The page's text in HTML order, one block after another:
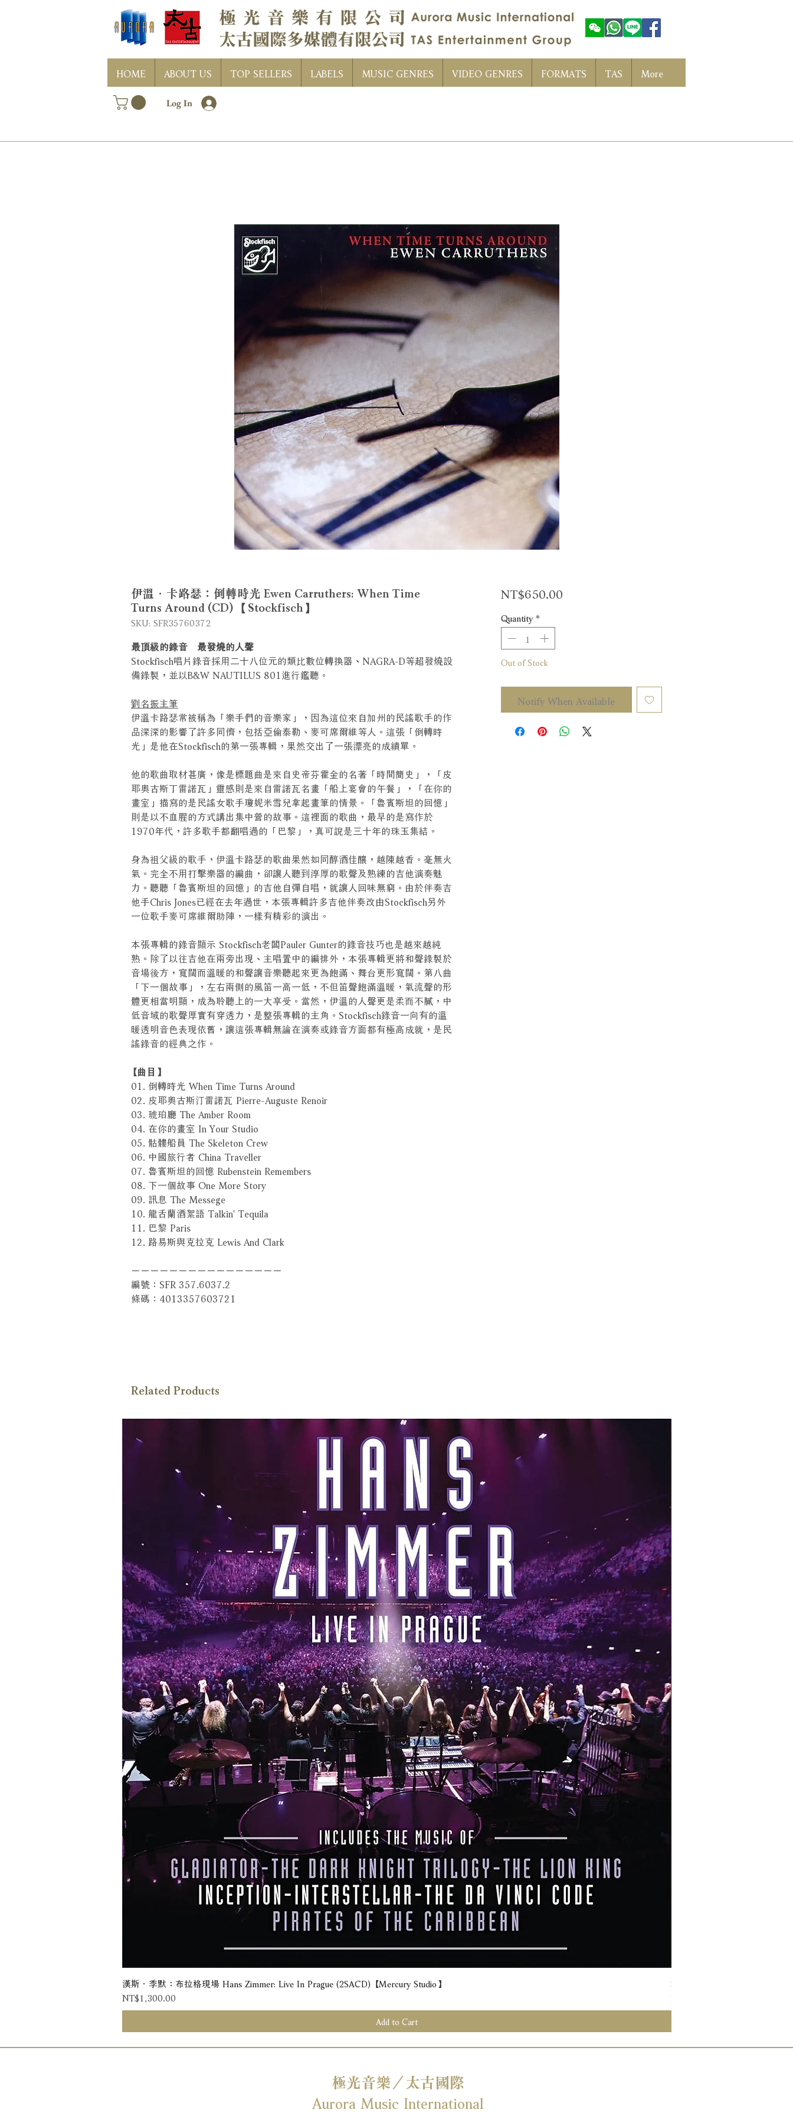
HOME ABOUT US TOP SELLERS LABELS MUSIC GENRES VIDEO GENRES FORMATS TAS More
Log In
伊溫．卡路瑟：倒轉時光 Ewen Carruthers: When Time
Turns Around (CD) 【Stockfisch】
SKU: SFR35760372
最頂級的錄音 最發燒的人聲
Stockfisch唱片錄音採用二十八位元的類比數位轉換器、NAGRA-D等超發燒設
備錄製，並以B&W NAUTILUS 801進行鑑聽。
劉名振主筆
伊溫卡路瑟常被稱為「樂手們的音樂家」，因為這位來自加州的民謠歌手的作
品深深的影響了許多同儕，包括亞倫泰勒、麥可席爾維等人。這張「倒轉時
光」是他在Stockfisch的第一張專輯，果然交出了一張漂亮的成績單。
他的歌曲取材甚廣，像是標題曲是來自史帝芬霍金的名著「時間簡史」，「皮
耶奧古斯丁雷諾瓦」靈感則是來自雷諾瓦名畫「船上宴會的午餐」，「在你的
畫室」描寫的是民謠女歌手瓊妮米雪兒拿起畫筆的情景。「魯賓斯坦的回憶」
則是以不血腥的方式講出集中營的故事。這裡面的歌曲，最早的是寫作於
1970年代，許多歌手都翻唱過的「巴黎」，真可說是三十年的珠玉集結。
身為祖父級的歌手，伊溫卡路瑟的歌曲果然如同醇酒佳釀，越陳越香。毫無火
氣。完全不用打擊樂器的編曲，卻讓人聽到淳厚的歌聲及熟練的吉他演奏魅
力。聽聽「魯賓斯坦的回憶」的吉他自彈自唱，就讓人回味無窮。由於伴奏吉
他手Chris Jones已經在去年過世，本張專輯許多吉他伴奏改由Stockfisch另外
一位歌手麥可席維爾助陣，一樣有精彩的演出。
本張專輯的錄音顯示 Stockfisch老闆Pauler Gunter的錄音技巧也是越來越純
熟。除了以往吉他在兩旁出現、主唱置中的編排外，本張專輯更將和聲錄製於
音場後方，寬闊而溫暖的和聲讓音樂聽起來更為飽滿、舞台更形寬闊。第八曲
「下一個故事」，左右兩側的風笛一高一低，不但笛聲飽滿溫暖，氣流聲的形
體更相當明顯，成為聆聽上的一大享受。當然，伊溫的人聲更是柔而不膩，中
低音域的歌聲厚實有穿透力，是整張專輯的主角。Stockfisch錄音一向有的溫
暖透明音色表現依舊，讓這張專輯無論在演奏或錄音方面都有極高成就，是民
謠錄音的經典之作。
【曲目】
01. 倒轉時光 When Time Turns Around
02. 皮耶奧古斯汀雷諾瓦 Pierre-Auguste Renoir
03. 琥珀廳 The Amber Room
04. 在你的畫室 In Your Studio
05. 骷髏船員 The Skeleton Crew
06. 中國旅行者 China Traveller
07. 魯賓斯坦的回憶 Rubenstein Remembers
08. 下一個故事 One More Story
09. 訊息 The Messege
10. 龍舌蘭酒絮語 Talkin' Tequila
11. 巴黎 Paris
12. 路易斯與克拉克 Lewis And Clark
－－－－－－－－－－－－－－－－
編號：SFR 357.6037.2
條碼：4013357603721
NT$650.00Price
Quantity *
Out of Stock
Notify When Available
Related Products
Quick View
漢斯．季默：布拉格現場 Hans Zimmer: Live In Prague (2SACD) 【Mercury Studio】
Price
NT$1,300.00
Add to Cart
Susan Wong：靠近你（25週
Price
NT$950.00
極光音樂／太古國際
Aurora Music International